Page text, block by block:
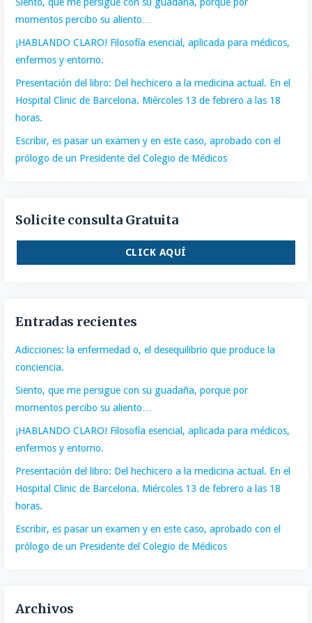
momentos percibo su aliento…
¡HABLANDO CLARO! Filosofía esencial, aplicada para médicos,
enfermos y entorno.
Presentación del libro: Del hechicero a la medicina actual. En el
Hospital Clinic de Barcelona. Miércoles 13 de febrero a las 18
horas.
Escribir, es pasar un examen y en este caso, aprobado con el
prólogo de un Presidente del Colegio de Médicos
Solicite consulta Gratuita
CLICK AQUÍ
Entradas recientes
Adicciones: la enfermedad o, el desequilibrio que produce la
conciencia.
Siento, que me persigue con su guadaña, porque por
momentos percibo su aliento…
¡HABLANDO CLARO! Filosofía esencial, aplicada para médicos,
enfermos y entorno.
Presentación del libro: Del hechicero a la medicina actual. En el
Hospital Clinic de Barcelona. Miércoles 13 de febrero a las 18
horas.
Escribir, es pasar un examen y en este caso, aprobado con el
prólogo de un Presidente del Colegio de Médicos
Archivos